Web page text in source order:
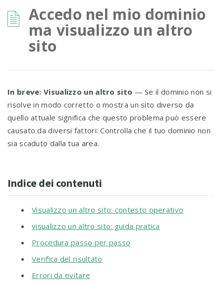
Accedo nel mio dominio
ma visualizzo un altro
sito
In breve: Visualizzo un altro sito — Se il dominio non si
risolve in modo corretto o mostra un sito diverso da
quello attuale significa che questo problema può essere
causato da diversi fattori: Controlla che il tuo dominio non
sia scaduto dalla tua area.
Indice dei contenuti
Visualizzo un altro sito: contesto operativo
visualizzo un altro sito: guida pratica
Procedura passo per passo
Verifica del risultato
Errori da evitare